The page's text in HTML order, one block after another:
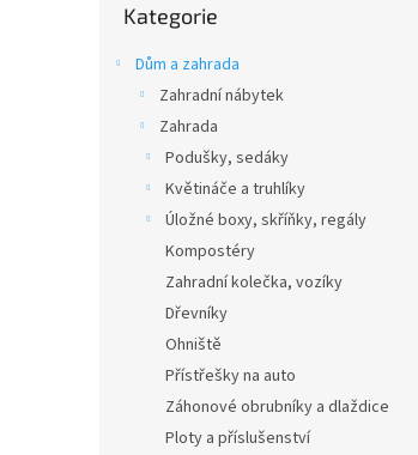
kategorie
Kategorie
Dům a zahrada
Zahradní nábytek
Zahrada
Podušky, sedáky
Květináče a truhlíky
Úložné boxy, skříňky, regály
Kompostéry
Zahradní kolečka, vozíky
Dřevníky
Ohniště
Přístřešky na auto
Záhonové obrubníky a dlaždice
Ploty a příslušenství